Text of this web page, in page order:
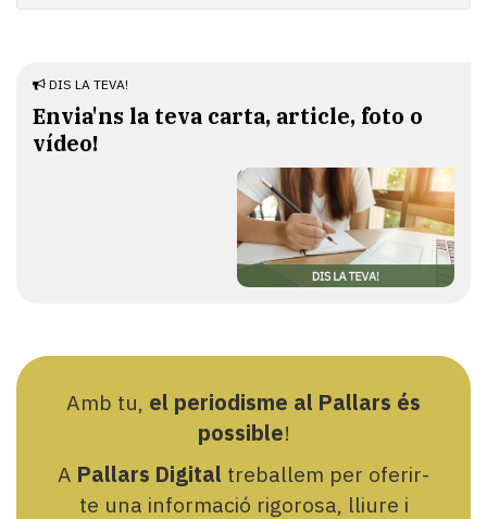
DIS LA TEVA!
Envia'ns la teva carta, article, foto o
vídeo!
Amb tu, el periodisme al Pallars és
possible!
A Pallars Digital treballem per oferir-
te una informació rigorosa, lliure i